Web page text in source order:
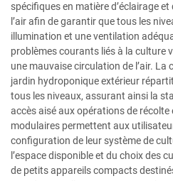
spécifiques en matière d’éclairage
l’air afin de garantir que tous les
illumination et une ventilation
problèmes courants liés à la culture
une mauvaise circulation de l’air.
jardin hydroponique extérieur
tous les niveaux, assurant ainsi la
accès aisé aux opérations de
modulaires permettent aux
configuration de leur système de
l’espace disponible et du choix des
de petits appareils compacts